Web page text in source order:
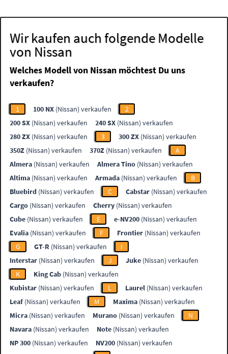
Wir kaufen auch folgende Modelle
von Nissan
Welches Modell von Nissan möchtest Du uns
verkaufen?
1 100 NX (Nissan) verkaufen
2
200 SX (Nissan) verkaufen 240 SX (Nissan) verkaufen
280 ZX (Nissan) verkaufen 3 300 ZX (Nissan) verkaufen
350Z (Nissan) verkaufen 370Z (Nissan) verkaufen
A
Almera (Nissan) verkaufen Almera Tino (Nissan) verkaufen
Altima (Nissan) verkaufen Armada (Nissan) verkaufen
B
Bluebird (Nissan) verkaufen C Cabstar (Nissan) verkaufen
Cargo (Nissan) verkaufen Cherry (Nissan) verkaufen
Cube (Nissan) verkaufen E e-NV200 (Nissan) verkaufen
Evalia (Nissan) verkaufen F Frontier (Nissan) verkaufen
G
GT-R (Nissan) verkaufen
I
Interstar (Nissan) verkaufen J Juke (Nissan) verkaufen
K
King Cab (Nissan) verkaufen
Kubistar (Nissan) verkaufen L Laurel (Nissan) verkaufen
Leaf (Nissan) verkaufen M Maxima (Nissan) verkaufen
Micra (Nissan) verkaufen Murano (Nissan) verkaufen
N
Navara (Nissan) verkaufen Note (Nissan) verkaufen
NP 300 (Nissan) verkaufen NV200 (Nissan) verkaufen